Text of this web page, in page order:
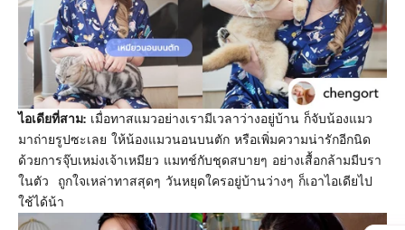
ไอเดียที่สาม: เมื่อทาสแมวอย่างเรามีเวลาว่างอยู่บ้าน ก็จับน้องแมว
มาถ่ายรูปซะเลย ให้น้องแมวนอนบนตัก หรือเพิ่มความน่ารักอีกนิด
ด้วยการจุ๊บเหม่งเจ้าเหมียว แมทช์กับชุดสบายๆ อย่างเสื้อกล้ามมีบรา
ในตัว ถูกใจเหล่าทาสสุดๆ วันหยุดใครอยู่บ้านว่างๆ ก็เอาไอเดียไป
ใช้ได้น้า